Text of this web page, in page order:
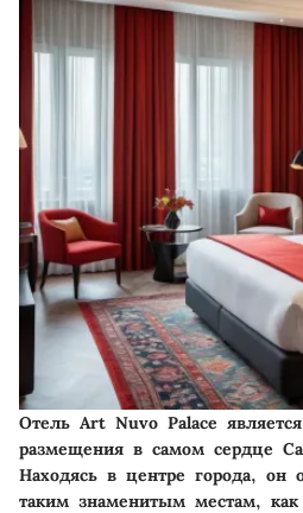
Отель Art Nuvo Palace
размещения в самом сердце
Находясь в центре города, он
таким знаменитым местам, как